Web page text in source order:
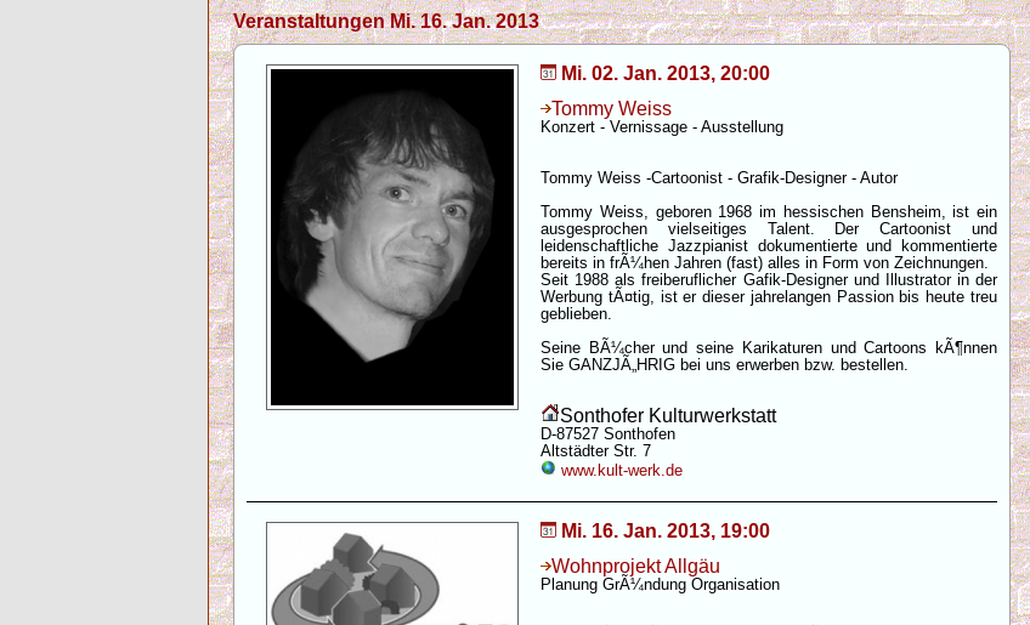
Veranstaltungen Mi. 16. Jan. 2013
Mi. 02. Jan. 2013, 20:00
Tommy Weiss
Konzert - Vernissage - Ausstellung
Tommy Weiss -Cartoonist - Grafik-Designer - Autor
Tommy Weiss, geboren 1968 im hessischen Bensheim, ist ein
ausgesprochen vielseitiges Talent. Der Cartoonist und
leidenschaftliche Jazzpianist dokumentierte und kommentierte
bereits in frÃ¼hen Jahren (fast) alles in Form von Zeichnungen.
Seit 1988 als freiberuflicher Gafik-Designer und Illustrator in der
Werbung tÃ¤tig, ist er dieser jahrelangen Passion bis heute treu
geblieben.
Seine BÃ¼cher und seine Karikaturen und Cartoons kÃ¶nnen
Sie GANZJÃ„HRIG bei uns erwerben bzw. bestellen.
Sonthofer Kulturwerkstatt
D-87527 Sonthofen
Altstädter Str. 7
www.kult-werk.de
Mi. 16. Jan. 2013, 19:00
Wohnprojekt Allgäu
Planung GrÃ¼ndung Organisation